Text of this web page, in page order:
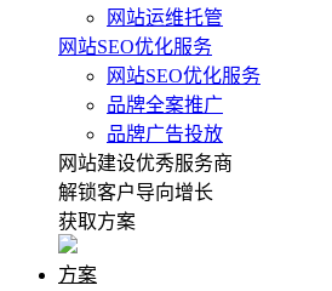
网站运维托管
网站SEO优化服务
网站SEO优化服务
品牌全案推广
品牌广告投放
网站建设优秀服务商
解锁客户导向增长
获取方案
方案